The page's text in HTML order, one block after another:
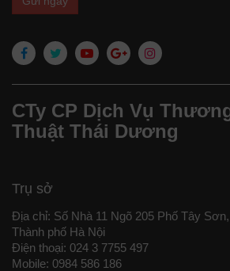
CTy CP Dịch Vụ
Thuật Thái Dương
Trụ sở
Địa chỉ: Số Nhà 11 Ngõ 205 Phố Tây
Thành phố Hà Nội
Điện thoại: 024 3 7755 497
Mobile: 0984 586 186